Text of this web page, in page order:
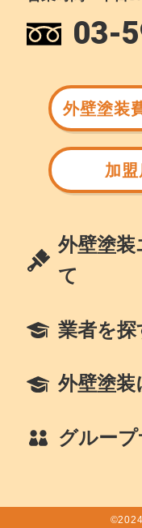
03-
外壁塗装
加
外壁塗
て
業者を探
外壁塗装
グループ